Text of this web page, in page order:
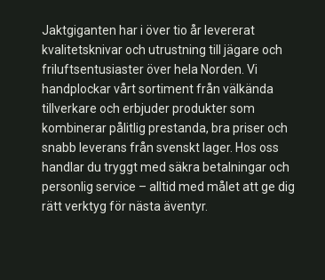
Jaktgiganten har i över tio år levererat
kvalitetsknivar och utrustning till jägare och
friluftsentusiaster över hela Norden. Vi
handplockar vårt sortiment från välkända
tillverkare och erbjuder produkter som
kombinerar pålitlig prestanda, bra priser och
snabb leverans från svenskt lager. Hos oss
handlar du tryggt med säkra betalningar och
personlig service – alltid med målet att ge dig
rätt verktyg för nästa äventyr.